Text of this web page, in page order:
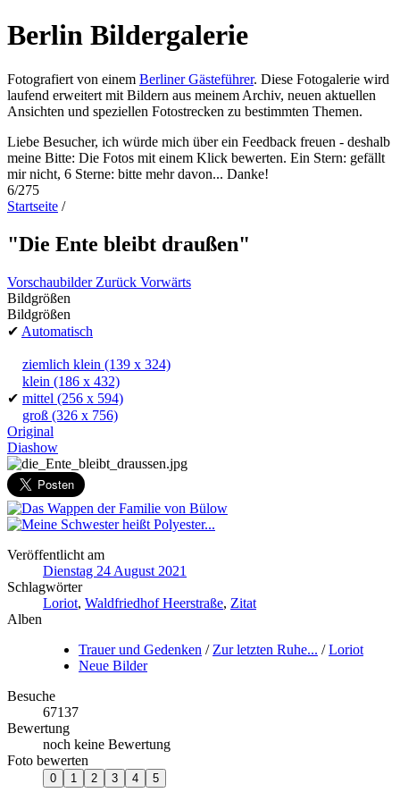
Berlin Bildergalerie
Fotografiert von einem Berliner Gästeführer. Diese Fotogalerie wird
laufend erweitert mit Bildern aus meinem Archiv, neuen aktuellen
Ansichten und speziellen Fotostrecken zu bestimmten Themen.
Liebe Besucher, ich würde mich über ein Feedback freuen - deshalb
meine Bitte: Die Fotos mit einem Klick bewerten. Ein Stern: gefällt
mir nicht, 6 Sterne: bitte mehr davon... Danke!
6/275
Startseite /
"Die Ente bleibt draußen"
Vorschaubilder Zurück Vorwärts
Bildgrößen
Bildgrößen
✔ Automatisch
ziemlich klein (139 x 324)
klein (186 x 432)
✔ mittel (256 x 594)
groß (326 x 756)
Original
Diashow
Veröffentlicht am
Dienstag 24 August 2021
Schlagwörter
Loriot, Waldfriedhof Heerstraße, Zitat
Alben
Trauer und Gedenken / Zur letzten Ruhe... /Loriot
Neue Bilder
Besuche
67137
Bewertung
noch keine Bewertung
Foto bewerten